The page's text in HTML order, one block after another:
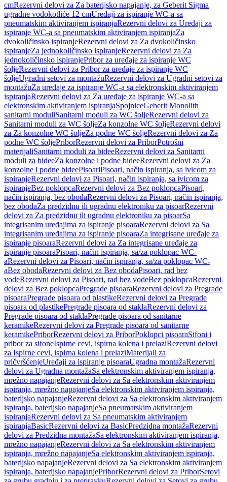
cmRezervni delovi za Za baterijsko napajanje, za Geberit Sigma
ugradne vodokotliće 12 cmUređaji za ispiranje WC-a sa
pneumatskim aktiviranjem ispiranjaRezervni delovi za Uređaji za
ispiranje WC-a sa pneumatskim aktiviranjem ispiranjaZa
dvokoličinsko ispiranjeRezervni delovi za Za dvokoličinsko
ispiranjeZa jednokoličinsko ispiranjeRezervni delovi za Za
jednokoličinsko ispiranjePribor za uređaje za ispiranje WC
šoljeRezervni delovi za Pribor za uređaje za ispiranje WC
šoljeUgradni setovi za montažuRezervni delovi za Ugradni setovi za
montažuZa uređaje za ispiranje WC-a sa elektronskim aktiviranjem
ispiranjaRezervni delovi za Za uređaje za ispiranje WC-a sa
elektronskim aktiviranjem ispiranjaSpojniceGeberit Monolith
sanitarni moduliSanitarni moduli za WC šoljeRezervni delovi za
Sanitarni moduli za WC šoljeZa konzolne WC šoljeRezervni delovi
za Za konzolne WC šoljeZa podne WC šoljeRezervni delovi za Za
podne WC šoljePriborRezervni delovi za PriborPotrošni
materijaliSanitarni moduli za bideeRezervni delovi za Sanitarni
moduli za bideeZa konzolne i podne bideeRezervni delovi za Za
konzolne i podne bideePisoariPisoari, način ispiranja, sa ivicom za
ispiranjeRezervni delovi za Pisoari, način ispiranja, sa ivicom za
ispiranjeBez poklopcaRezervni delovi za Bez poklopcaPisoari,
način ispiranja, bez obodaRezervni delovi za Pisoari, način ispiranja,
bez obodaZa predzidnu ili ugradnu elektroniku za pisoarRezervni
delovi za Za predzidnu ili ugradnu elektroniku za pisoarSa
integrisanim uređajima za ispiranje pisoaraRezervni delovi za Sa
integrisanim uređajima za ispiranje pisoaraZa integrisane uređaje za
ispiranje pisoaraRezervni delovi za Za integrisane uređaje za
ispiranje pisoaraPisoari, način ispiranja, sa/za poklopac WC-
aRezervni delovi za Pisoari, način ispiranja, sa/za poklopac WC-
aBez obodaRezervni delovi za Bez obodaPisoari, rad bez
vodeRezervni delovi za Pisoari, rad bez vodeBez poklopcaRezervni
delovi za Bez poklopcaPregrade pisoaraRezervni delovi za Pregrade
pisoaraPregrade pisoara od plastikeRezervni delovi za Pregrade
pisoara od plastikePregrade pisoara od staklaRezervni delovi za
Pregrade pisoara od staklaPregrade pisoara od sanitarne
keramikeRezervni delovi za Pregrade pisoara od sanitarne
keramikePriborRezervni delovi za PriborPoklopci pisoaraSifoni i
pribor za sifoneIspirne cevi, ispirna kolena i prelaziRezervni delovi
za Ispirne cevi, ispirna kolena i prelaziMaterijali za
pričvršćenjeUređaji za ispiranje pisoaraUgradna montažaRezervni
delovi za Ugradna montažaSa elektronskim aktiviranjem ispiranja,
mrežno napajanjeRezervni delovi za Sa elektronskim aktiviranjem
ispiranja, mrežno napajanjeSa elektronskim aktiviranjem ispiranja,
baterijsko napajanjeRezervni delovi za Sa elektronskim aktiviranjem
ispiranja, baterijsko napajanjeSa pneumatskim aktiviranjem
ispiranjaRezervni delovi za Sa pneumatskim aktiviranjem
ispiranjaBasicRezervni delovi za BasicPredzidna montažaRezervni
delovi za Predzidna montažaSa elektronskim aktiviranjem ispiranja,
mrežno napajanjeRezervni delovi za Sa elektronskim aktiviranjem
ispiranja, mrežno napajanjeSa elektronskim aktiviranjem ispiranja,
baterijsko napajanjeRezervni delovi za Sa elektronskim aktiviranjem
ispiranja, baterijsko napajanjePriborRezervni delovi za PriborSetovi